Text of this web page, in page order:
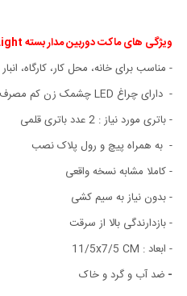
ویژگی های ماکت دوربین مدار بسته Activation Light:
- مناسب برای خانه، محل کار، کارگاه،
- دارای چراغ LED چشمک زن کم مصرف
- باتری مورد نیاز : 2 عدد باتری قلمی
- به همراه پیچ و رول پلاک نصب
- کاملا مشابه نسخه واقعی
- بدون نیاز به سیم کشی
- بازدارندگی بالا از سرقت
- ابعاد : 11/5x7/5 CM
- ضد آب و گرد و خاک